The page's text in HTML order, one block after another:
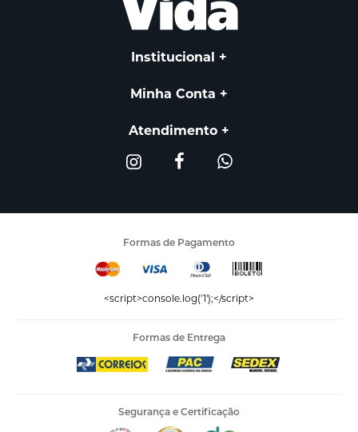
Institucional
Minha Conta
Atendimento
Formas de Pagamento
<script>console.log('1');</script>
Formas de Entrega
Segurança e Certificação